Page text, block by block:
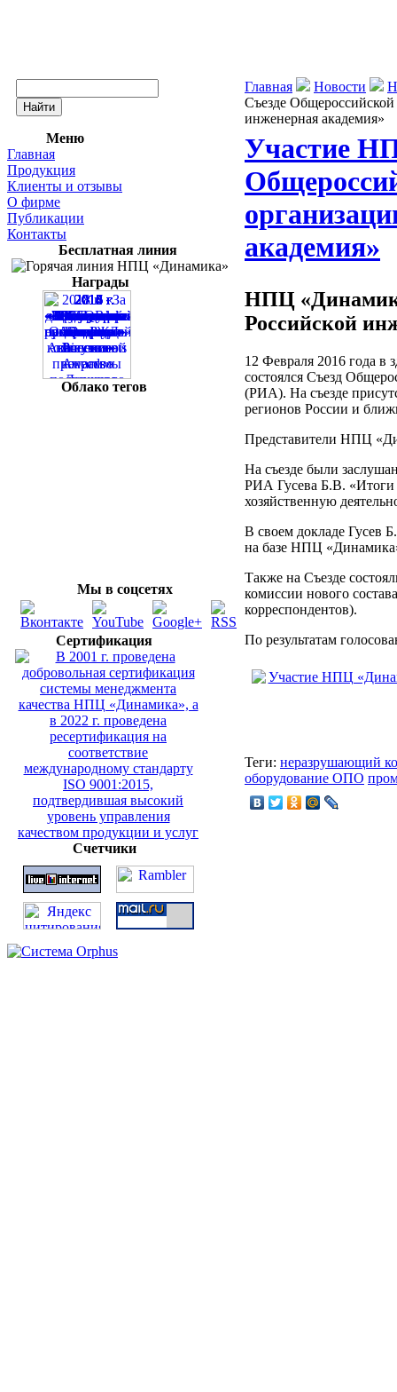
Меню
Главная
Продукция
Клиенты и отзывы
О фирме
Публикации
Контакты
Бесплатная линия
Награды
Облако тегов
Мы в соцсетях
Сертификация
Счетчики
Главная Новости
Съезде
инженерная академия»
Участие
академия»
НПЦ
Российской
12 Февраля 2016 года в
состоялся Съезд
(РИА). На съезде
регионов России и
Представители НПЦ
На съезде были
РИА Гусева Б.В. «Итоги
хозяйственную
В своем докладе Гусев
на базе НПЦ
Также на Съезде
комиссии нового
корреспондентов).
По результатам
Теги: неразрушающий
оборудование ОПО